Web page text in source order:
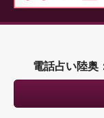
電話占い陸奥